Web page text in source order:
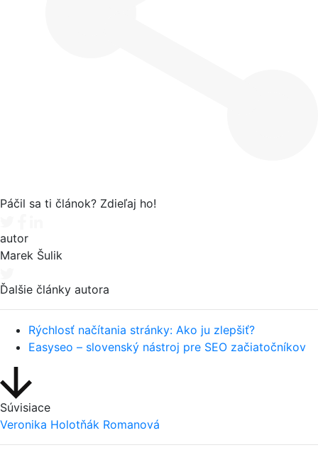
Páčil sa ti článok? Zdieľaj ho!
autor
Marek Šulik
Ďalšie články autora
Rýchlosť načítania stránky: Ako ju zlepšiť?
Easyseo – slovenský nástroj pre SEO začiatočníkov
Súvisiace
Veronika Holotňák Romanová